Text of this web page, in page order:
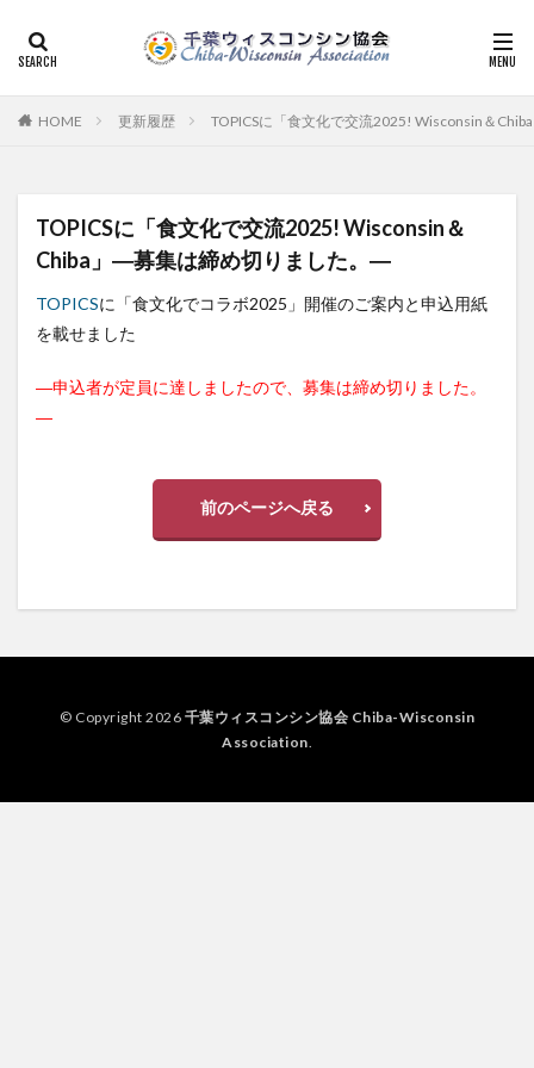
HOME 更新履歴 TOPICSに「食文化で交流2025! Wisconsin＆
TOPICSに「食文化で交流2025! Wisconsin＆
Chiba」―募集は締め切りました。―
TOPICSに「食文化でコラボ2025」開催のご案内と申込用紙
を載せました
―申込者が定員に達しましたので、募集は締め切りました。
―
前のページへ戻る
© Copyright 2026 千葉ウィスコンシン協会 Chiba-Wisconsin
Association.